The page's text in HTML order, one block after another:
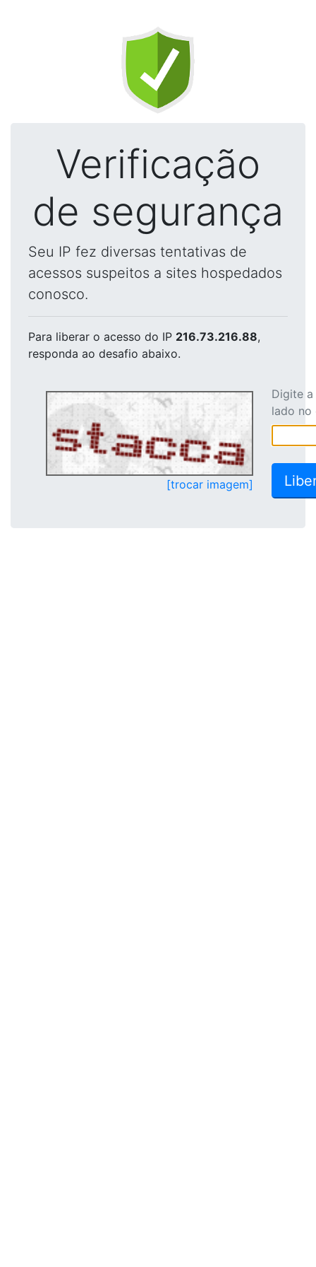
Verificação
de segurança
Seu IP fez diversas tentativas de
acessos suspeitos a sites hospedados
conosco.
Para liberar o acesso do IP 216.73.216.88,
responda ao desafio abaixo.
[trocar imagem]
Digite
lado no